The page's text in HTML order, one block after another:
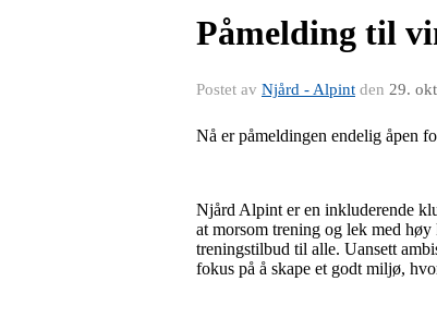
Påmelding til
Postet av Njård - Alpint den 29.
Nå er påmeldingen endelig åpen
Njård Alpint er en inkluderende
at morsom trening og lek med
treningstilbud til alle. Uansett
fokus på å skape et godt miljø,